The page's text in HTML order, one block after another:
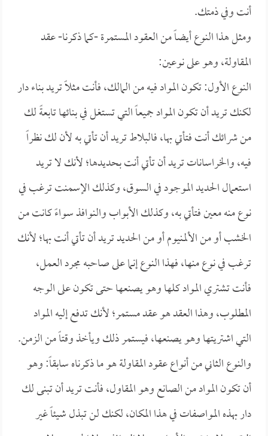
أنت وفي ذمتك.
ومثل هذا النوع أيضاً من العقود المستمرة -كما ذكرنا- عقد
المقاولة، وهو على نوعين:
النوع الأول: تكون المواد فيه من المالك، فأنت مثلاً تريد بناء دار
لكنك تريد أن تكون المواد جميعاً التي تستغل في بنائها تابعةً لك
من شرائك أنت فتأتي بها، فالبلاط تريد أن تأتي به لأن لك نظراً
فيه، والخراسانات تريد أن تأتي أنت بحديدها؛ لأنك لا تريد
استعمال الحديد الموجود في السوق، وكذلك الإسمنت ترغب في
نوع منه معين فتأتي به، وكذلك الأبواب والنوافذ سواءً كانت من
الخشب أو من الألمنيوم أو من الحديد تريد أن تأتي أنت بها؛ لأنك
ترغب في نوع منها، فهذا النوع إنما على صاحبه مجرد العمل،
فأنت تشتري المواد كلها وهو يصنعها حتى تكون على الوجه
المطلوب، وهذا العقد هو عقد مستمر؛ لأنك تدفع إليه المواد
التي اشتريتها وهو يصنعها، فيستمر ذلك ويأخذ وقتاً من الزمن.
والنوع الثاني من أنواع عقود المقاولة هو ما ذكرناه سابقاً: وهو
أن تكون المواد من الصانع وهو المقاول، فأنت تريد أن تبنى لك
دار بهذه المواصفات في هذا المكان، لكنك لن تبذل شيئاً غير